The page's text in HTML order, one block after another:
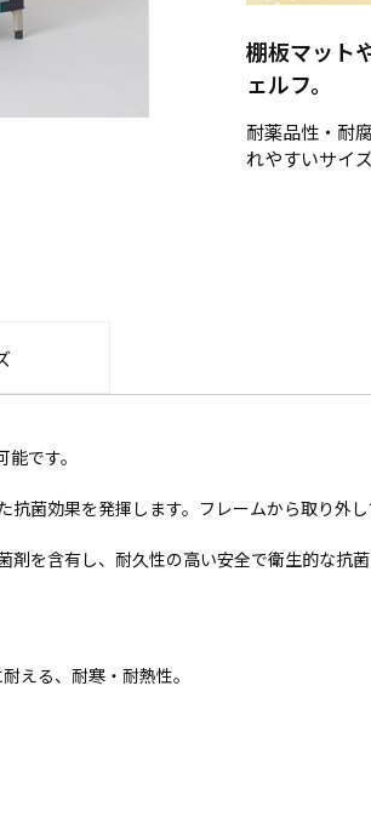
棚板マット
ェルフ。
耐薬品性・耐
れやすいサイズ
です。
菌効果を発揮します。フレームから取り外し
を含有し、耐久性の高い安全で衛生的な抗
る、耐寒・耐熱性。